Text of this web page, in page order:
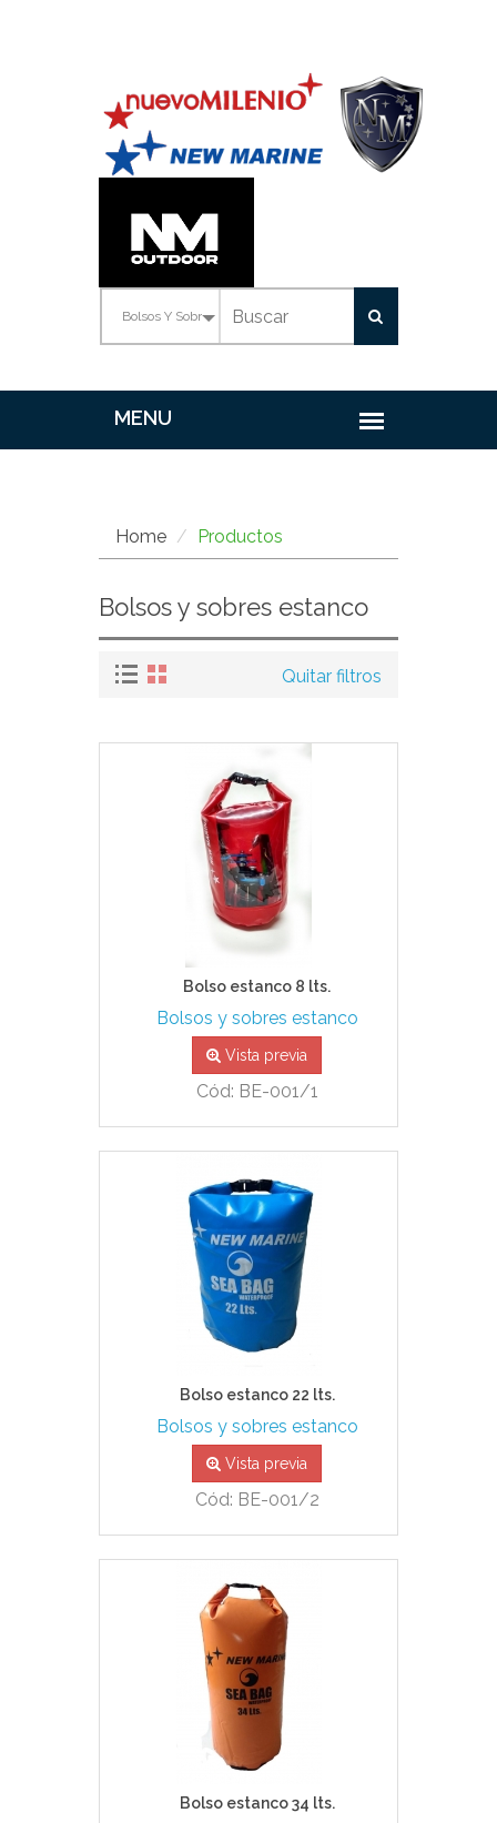
Home Productos
Bolsos y sobres estanco
Quitar filtros
Bolso estanco 8 lts.
Bolsos y sobres estanco
Vista previa
Cód: BE-001/1
Bolso estanco 22 lts.
Bolsos y sobres estanco
Vista previa
Cód: BE-001/2
Bolso estanco 34 lts.